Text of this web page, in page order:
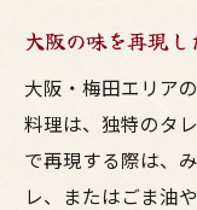
大阪の味を再現
大阪・梅田エリア
料理は、独特のタ
で再現する際は、
レ、またはごま油